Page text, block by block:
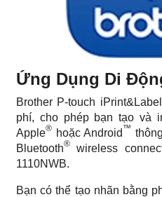
Ứng Dụng Di
Brother P-touch
phí, cho phép bạn tạo và
Apple® hoặc Android ™
Bluetooth®
wireless
1110NWB.
Bạn có thể tạo nhãn bằng